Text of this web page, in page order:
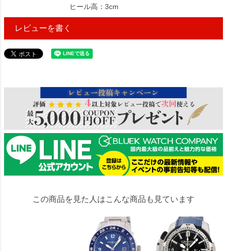
ヒール高：3cm
レビューを書く
この商品を見た人はこんな商品も見ています